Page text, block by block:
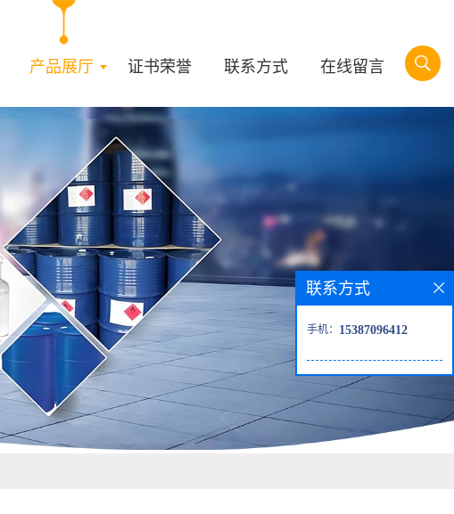
产品展厅 证书荣誉 联系方式 在线留言
联系方式
手机： 15387096412